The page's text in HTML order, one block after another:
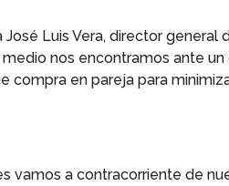
Luis Vera, director general
nos encontramos ante
compra en pareja para
vamos a contracorriente de